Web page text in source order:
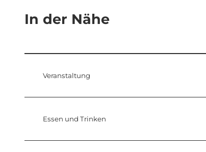
In der Nähe
Veranstaltung
Essen und Trinken